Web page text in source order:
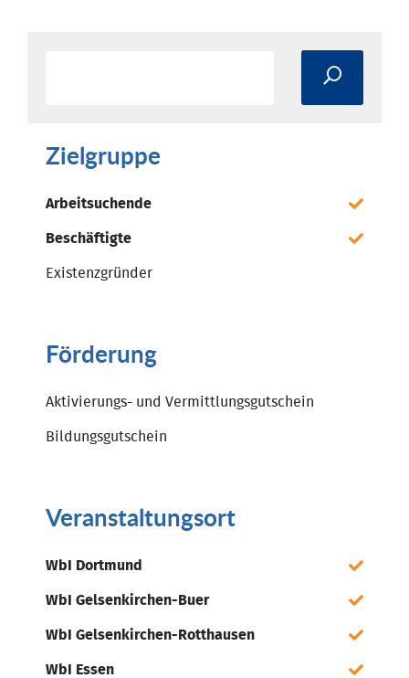
Zielgruppe
Arbeitsuchende
Beschäftigte
Existenzgründer
Förderung
Aktivierungs- und Vermittlungsgutschein
Bildungsgutschein
Veranstaltungsort
WbI Dortmund
WbI Gelsenkirchen-Buer
WbI Gelsenkirchen-Rotthausen
WbI Essen